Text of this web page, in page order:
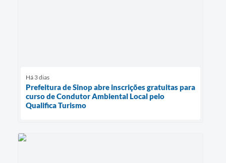
Há 3 dias
Prefeitura de Sinop abre inscrições gratuitas para
curso de Condutor Ambiental Local pelo
Qualifica Turismo